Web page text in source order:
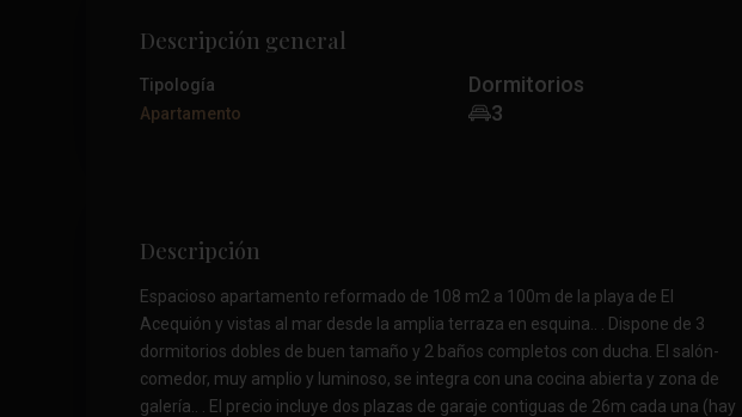
Descripción general
Tipología
Apartamento
Dormitorios
3
Descripción
Espacioso apartamento reformado de 108 m2 a 100m de la playa de El
Acequión y vistas al mar desde la amplia terraza en esquina.. . Dispone de 3
dormitorios dobles de buen tamaño y 2 baños completos con ducha. El salón-
comedor, muy amplio y luminoso, se integra con una cocina abierta y zona de
galería.. . El precio incluye dos plazas de garaje contiguas de 26m cada una (hay